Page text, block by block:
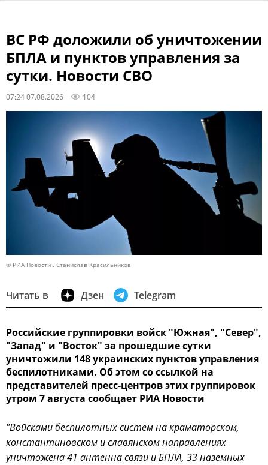
ВС РФ доложили об уничтожении
БПЛА и пунктов управления за
сутки. Новости СВО
07:24 07.08.2026 104
© РИА Новости . Станислав Красильников
Читать в Дзен Telegram
Российские группировки войск "Южная", "Север",
"Запад" и "Восток" за прошедшие сутки
уничтожили 148 украинских пунктов управления
беспилотниками. Об этом со ссылкой на
представителей пресс-центров этих группировок
утром 7 августа сообщает РИА Новости
"Войсками беспилотных систем на краматорском,
константиновском и славянском направлениях
уничтожена 41 антенна связи и БПЛА, 33 наземных